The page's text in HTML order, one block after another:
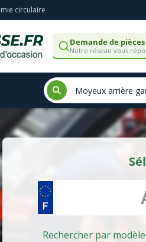
circulaire
Demande de pièces
Notre réseau vous
Rechercher par modèle